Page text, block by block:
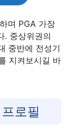
며 PGA 가장
. 중상위권의
중반에 전성기
지켜보시길 바
로필